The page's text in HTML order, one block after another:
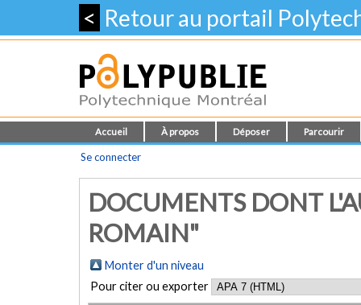
< Retour au portail
Accueil À propos Déposer Parcourir
Se connecter
DOCUMENTS DONT
ROMAIN"
Monter d'un niveau
Pour citer ou exporter